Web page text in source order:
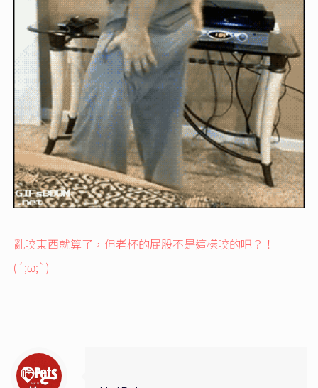
亂咬東西就算了，但老杯的屁股不是這樣咬的吧？！
(´;ω;`)